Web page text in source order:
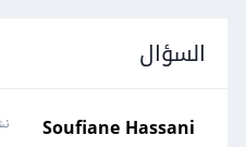
السؤال
Soufiane Hassani